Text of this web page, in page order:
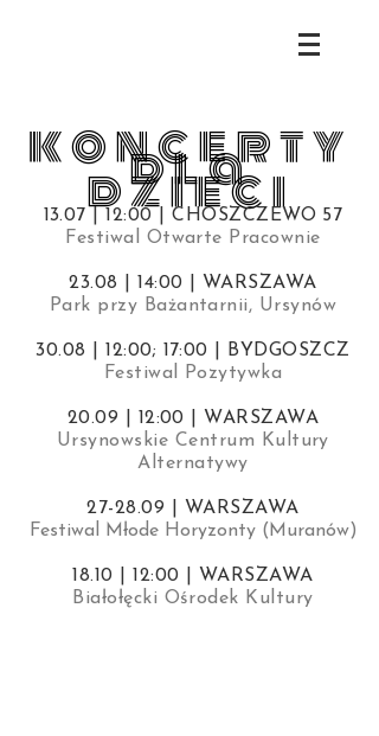
koncerty
dla
dzieci
13.07 | 12:00 | CHOSZCZEWO 57
Festiwal Otwarte Pracownie
23.08 | 14:00 | WARSZAWA
Park przy Bażantarnii, Ursynów
30.08 | 12:00; 17:00 | BYDGOSZCZ
Festiwal Pozytywka
20.09 | 12:00 | WARSZAWA
Ursynowskie Centrum Kultury
Alternatywy
27-28.09
| WARSZAWA
Festiwal Młode Horyzonty (Muranów)
18.10 | 12:00 | WARSZAWA
Białołęcki Ośrodek Kultury